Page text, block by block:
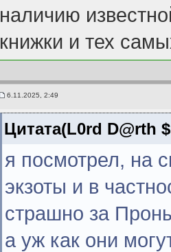
наличию
книжки и тех
6.11.2025, 2:49
Цитата(L0rd D@rth
я посмотрел, на
экзоты и в
страшно за
а уж как они